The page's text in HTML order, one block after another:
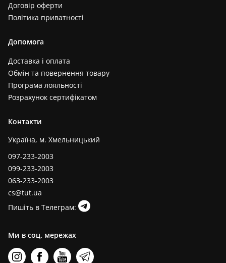
Договір оферти
Політика приватності
Допомога
Доставка і оплата
Обмін та повернення товару
Програма лояльності
Розрахунок сертифікатом
Контакти
Україна, м. Хмельницький
097-233-2003
099-233-2003
063-233-2003
cs@tut.ua
Пишіть в Телеграм:
Ми в соц. мережах